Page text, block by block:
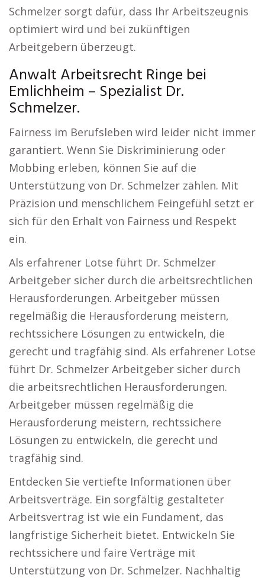
Schmelzer sorgt dafür, dass Ihr Arbeitszeugnis
optimiert wird und bei zukünftigen
Arbeitgebern überzeugt.
Anwalt Arbeitsrecht Ringe bei
Emlichheim – Spezialist Dr.
Schmelzer.
Fairness im Berufsleben wird leider nicht immer
garantiert. Wenn Sie Diskriminierung oder
Mobbing erleben, können Sie auf die
Unterstützung von Dr. Schmelzer zählen. Mit
Präzision und menschlichem Feingefühl setzt er
sich für den Erhalt von Fairness und Respekt
ein.
Als erfahrener Lotse führt Dr. Schmelzer
Arbeitgeber sicher durch die arbeitsrechtlichen
Herausforderungen. Arbeitgeber müssen
regelmäßig die Herausforderung meistern,
rechtssichere Lösungen zu entwickeln, die
gerecht und tragfähig sind. Als erfahrener Lotse
führt Dr. Schmelzer Arbeitgeber sicher durch
die arbeitsrechtlichen Herausforderungen.
Arbeitgeber müssen regelmäßig die
Herausforderung meistern, rechtssichere
Lösungen zu entwickeln, die gerecht und
tragfähig sind.
Entdecken Sie vertiefte Informationen über
Arbeitsverträge. Ein sorgfältig gestalteter
Arbeitsvertrag ist wie ein Fundament, das
langfristige Sicherheit bietet. Entwickeln Sie
rechtssichere und faire Verträge mit
Unterstützung von Dr. Schmelzer. Nachhaltig